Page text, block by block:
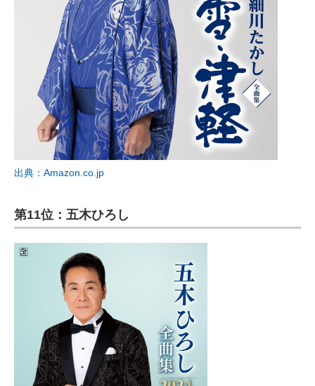
出典：Amazon.co.jp
第11位：五木ひろし